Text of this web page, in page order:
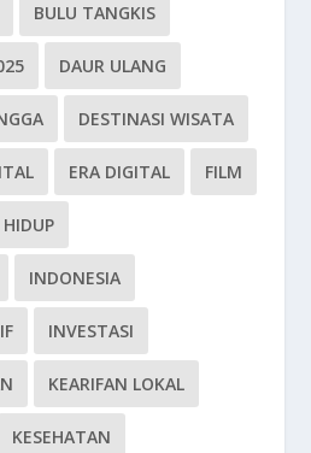
BULU TANGKIS
DAUR ULANG
DESTINASI WISATA
ERA DIGITAL FILM
HIDUP
INDONESIA
INVESTASI
KEARIFAN LOKAL
KESEHATAN